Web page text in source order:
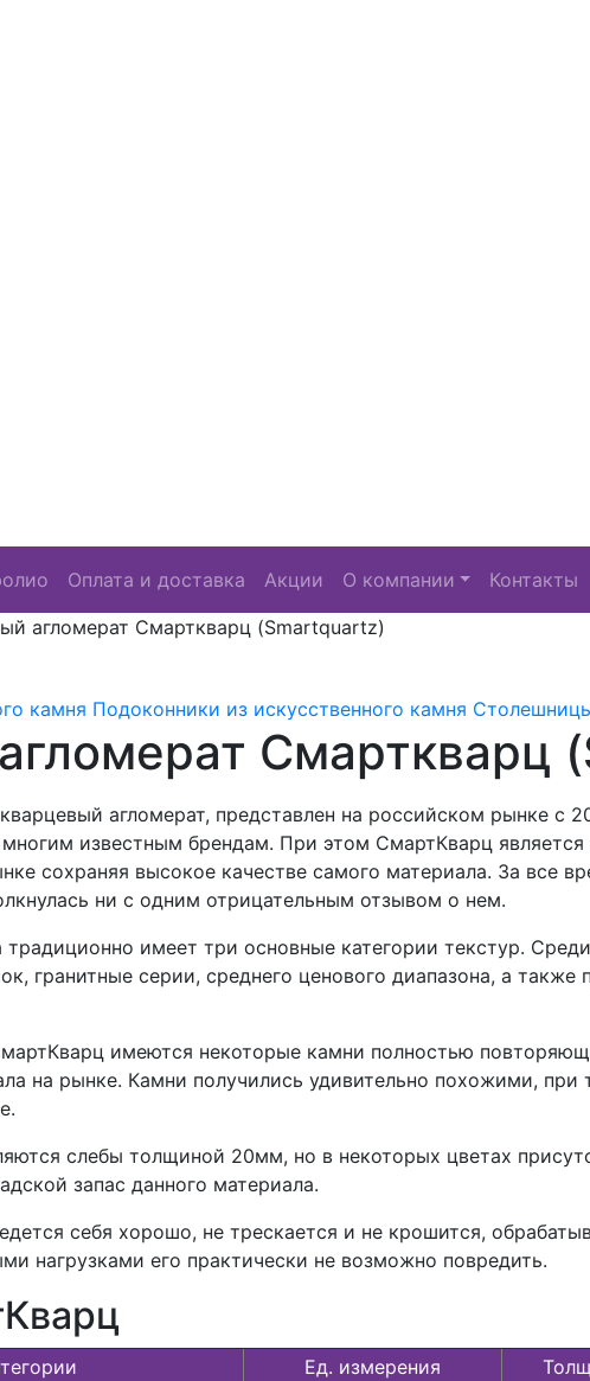
Оплата и доставка Акции О компании
Контакты
агломерат Смарткварц (Smartquartz)
камня Подоконники из искусственного камня
Смарткварц
агломерат, представлен на российском рынке с
многим известным брендам. При этом СмартКварц
сохраняя высокое качестве самого материала. За все
ни с одним отрицательным отзывом о нем.
имеет три основные категории текстур.
гранитные серии, среднего ценового диапазона, а также
имеются некоторые камни полностью
на рынке. Камни получились удивительно похожими, при
слебы толщиной 20мм, но в некоторых цветах
запас данного материала.
себя хорошо, не трескается и не крошится,
нагрузками его практически не возможно повредить.
Ед. измерения